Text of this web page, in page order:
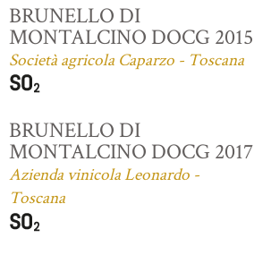
BRUNELLO DI
MONTALCINO DOCG 2015
Società agricola Caparzo - Toscana
BRUNELLO DI
MONTALCINO DOCG 2017
Azienda vinicola Leonardo -
Toscana